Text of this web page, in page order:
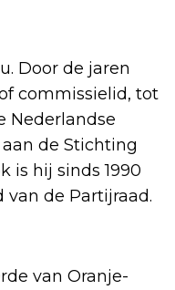
Door de jaren
commissielid, tot
Nederlandse
de Stichting
is hij sinds 1990
de Partijraad.
van Oranje-